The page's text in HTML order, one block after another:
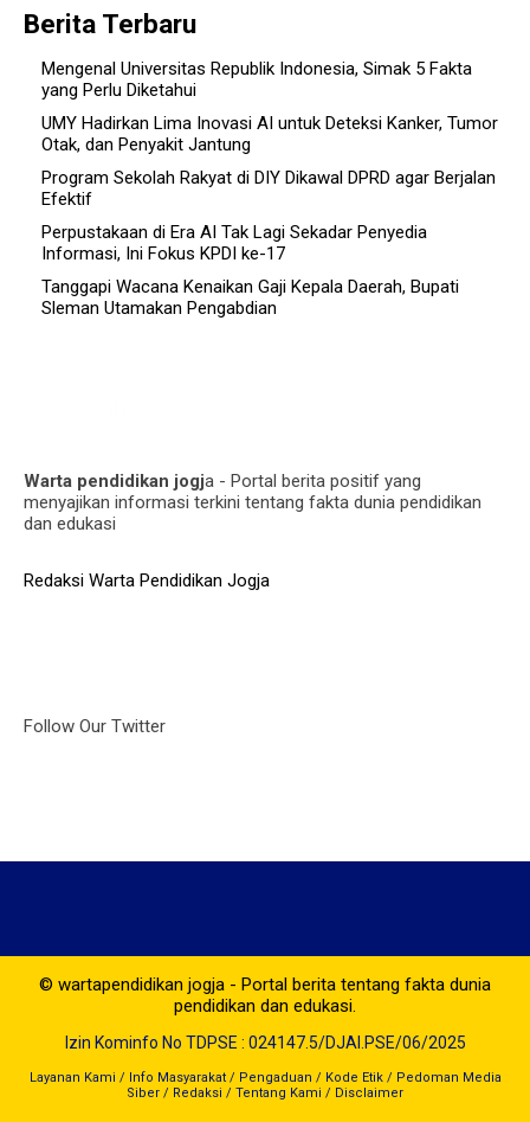
Berita Terbaru
Mengenal Universitas Republik Indonesia, Simak 5 Fakta
yang Perlu Diketahui
UMY Hadirkan Lima Inovasi AI untuk Deteksi Kanker, Tumor
Otak, dan Penyakit Jantung
Program Sekolah Rakyat di DIY Dikawal DPRD agar Berjalan
Efektif
Perpustakaan di Era AI Tak Lagi Sekadar Penyedia
Informasi, Ini Fokus KPDI ke-17
Tanggapi Wacana Kenaikan Gaji Kepala Daerah, Bupati
Sleman Utamakan Pengabdian
Warta pendidikan jogja - Portal berita positif yang
menyajikan informasi terkini tentang fakta dunia pendidikan
dan edukasi
Redaksi Warta Pendidikan Jogja
Follow Our Twitter
© wartapendidikan jogja - Portal berita tentang fakta dunia
pendidikan dan edukasi.
Izin Kominfo No TDPSE : 024147.5/DJAI.PSE/06/2025
Layanan Kami / Info Masyarakat/ Pengaduan / Kode Etik/ Pedoman Media
Siber / Redaksi / Tentang Kami / Disclaimer